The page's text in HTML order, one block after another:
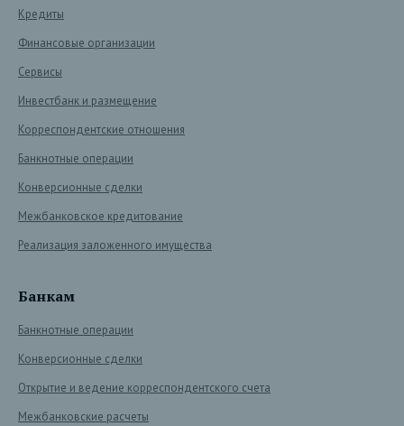
Кредиты
Финансовые организации
Сервисы
Инвестбанк и размещение
Корреспондентские отношения
Банкнотные операции
Конверсионные сделки
Межбанковское кредитование
Реализация заложенного имущества
Банкам
Банкнотные операции
Конверсионные сделки
Открытие и ведение корреспондентского счета
Межбанковские расчеты